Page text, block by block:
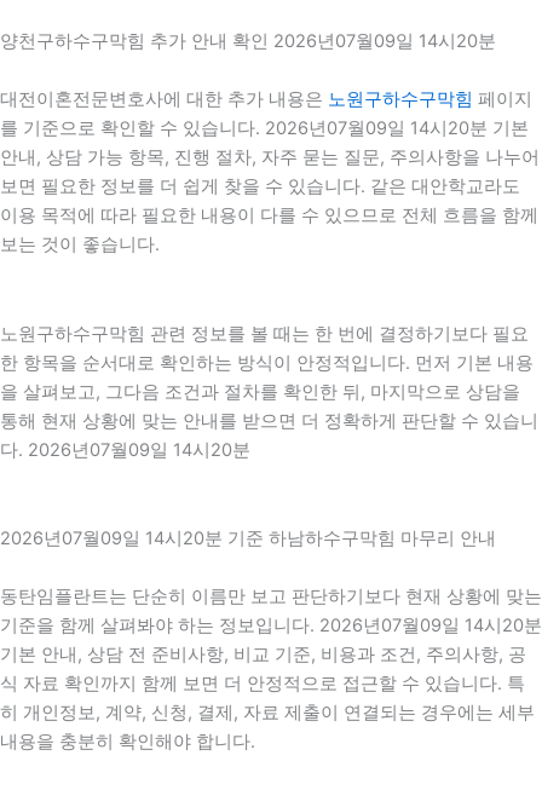
양천구하수구막힘 추가 안내 확인 2026년07월09일 14시20분
대전이혼전문변호사에 대한 추가 내용은 노원구하수구막힘 페이지
를 기준으로 확인할 수 있습니다. 2026년07월09일 14시20분 기본
안내, 상담 가능 항목, 진행 절차, 자주 묻는 질문, 주의사항을 나누어
보면 필요한 정보를 더 쉽게 찾을 수 있습니다. 같은 대안학교라도
이용 목적에 따라 필요한 내용이 다를 수 있으므로 전체 흐름을 함께
보는 것이 좋습니다.
노원구하수구막힘 관련 정보를 볼 때는 한 번에 결정하기보다 필요
한 항목을 순서대로 확인하는 방식이 안정적입니다. 먼저 기본 내용
을 살펴보고, 그다음 조건과 절차를 확인한 뒤, 마지막으로 상담을
통해 현재 상황에 맞는 안내를 받으면 더 정확하게 판단할 수 있습니
다. 2026년07월09일 14시20분
2026년07월09일 14시20분 기준 하남하수구막힘 마무리 안내
동탄임플란트는 단순히 이름만 보고 판단하기보다 현재 상황에 맞는
기준을 함께 살펴봐야 하는 정보입니다. 2026년07월09일 14시20분
기본 안내, 상담 전 준비사항, 비교 기준, 비용과 조건, 주의사항, 공
식 자료 확인까지 함께 보면 더 안정적으로 접근할 수 있습니다. 특
히 개인정보, 계약, 신청, 결제, 자료 제출이 연결되는 경우에는 세부
내용을 충분히 확인해야 합니다.